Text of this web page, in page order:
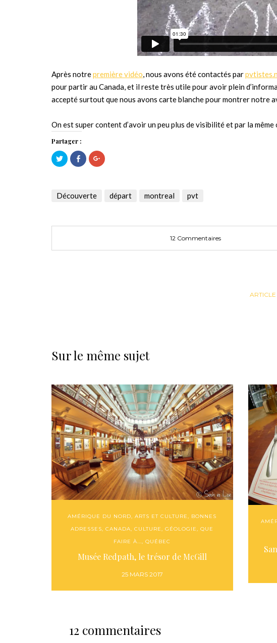
Après notrepremière vidéo, nous avons été contactés par
pour partir au Canada, et il reste très utile pour avoir plein
accepté surtout que nous avons carte blanche pour montrer notre
On est super content d’avoir un peu plus de visibilité et par la
Partager :
Cliquez
pour
partager
une
nouvelle
Cliquez
pour
partager
une
nouvelle
Cliquez
pour
dans
une
Découverte départ montreal pvt
12 Commentaires
Sur le même sujet
AMÉRIQUE DU NORD,ARTS ET CULTURE, BONNES
ADRESSES,CANADA,CULTURE,GÉOLOGIE,QUE
FAIRE À...,QUÉBEC
Musée Redpath, le trésor de McGill
25 MARS 2017
12 commentaires